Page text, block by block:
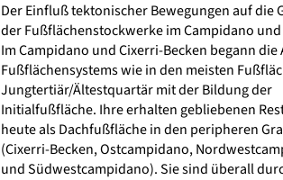
Der Einfluß tektonischer Bewegungen auf die
der Fußflächenstockwerke im Campidano
Im Campidano und Cixerri-Becken begann die
Fußflächensystems wie in den meisten
Jungtertiär/Ältestquartär mit der Bildung der
Initialfußfläche. Ihre erhalten gebliebenen
heute als Dachfußfläche in den peripheren
(Cixerri-Becken, Ostcampidano,
und Südwestcampidano). Sie sind überall